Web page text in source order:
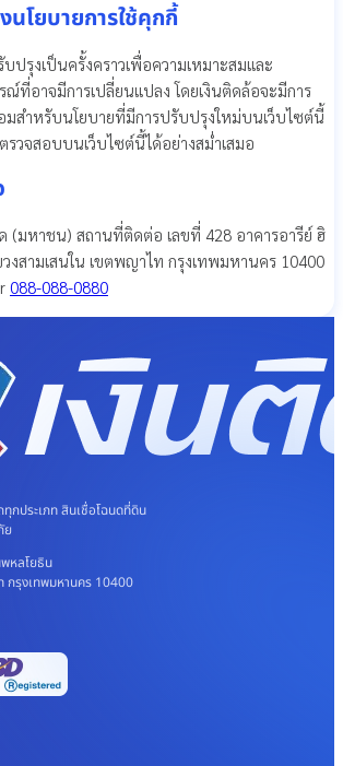
โยบายการใช้คุกกี้
ปรุงเป็นครั้งคราวเพื่อความเหมาะสมและ
ที่อาจมีการเปลี่ยนแปลง โดยเงินติดล้อจะมีการ
มสำหรับนโยบายที่มีการปรับปรุงใหม่บนเว็บไซต์นี้
รวจสอบบนเว็บไซต์นี้ได้อย่างสม่ำเสมอ
(มหาชน) สถานที่ติดต่อ เลขที่ 428 อาคารอารีย์ ฮิ
สามเสนใน เขตพญาไท กรุงเทพมหานคร 10400
088-088-0880
ทุกประเภท สินเชื่อโฉนดที่ดิน
ย
หลโยธิน
กรุงเทพมหานคร 10400